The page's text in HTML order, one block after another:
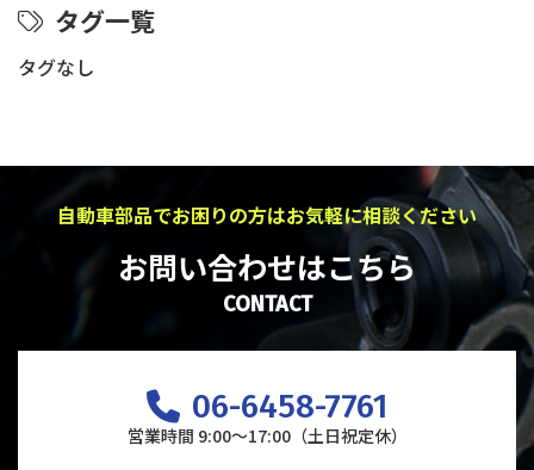
タグ一覧
タグなし
自動車部品でお困りの方はお気軽に相談ください
お問い合わせはこちら
CONTACT
06-6458-7761
営業時間 9:00～17:00（土日祝定休）